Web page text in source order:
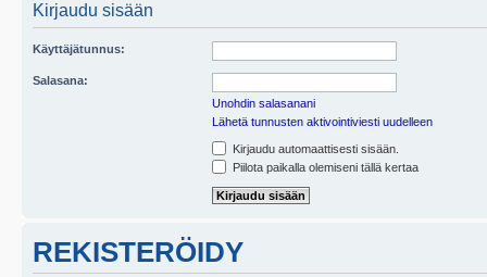
Kirjaudu sisään
Käyttäjätunnus:
Salasana:
Unohdin salasanani
Lähetä tunnusten aktivointiviesti uudelleen
Kirjaudu automaattisesti sisään.
Piilota paikalla olemiseni tällä kertaa
REKISTERÖIDY